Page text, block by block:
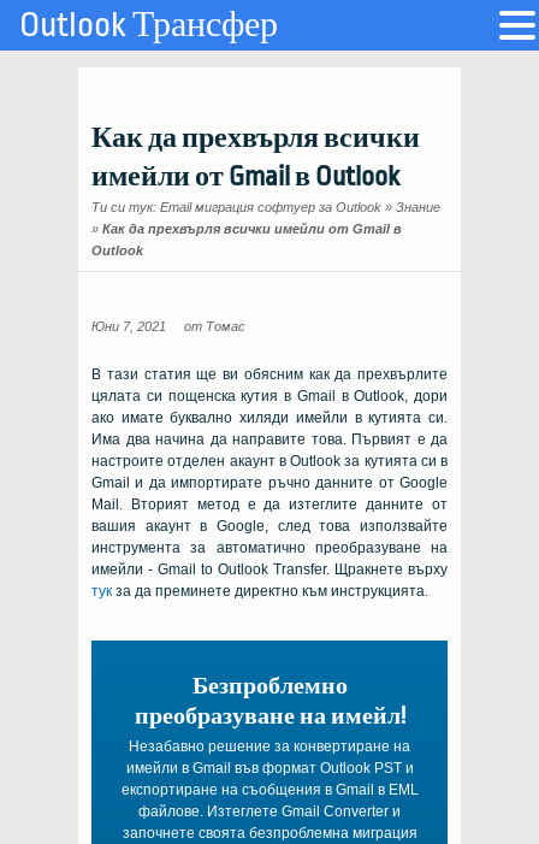
Как да прехвърля всички
имейли от Gmail в Outlook
Ти си тук: Email миграция софтуер за Outlook » Знание
» Как да прехвърля всички имейли от Gmail в
Outlook
Юни 7, 2021 от Томас
В тази статия ще ви обясним как да прехвърлите
цялата си пощенска кутия в Gmail в Outlook, дори
ако имате буквално хиляди имейли в кутията си.
Има два начина да направите това. Първият е да
настроите отделен акаунт в Outlook за кутията си в
Gmail и да импортирате ръчно данните от Google
Mail. Вторият метод е да изтеглите данните от
вашия акаунт в Google, след това използвайте
инструмента за автоматично преобразуване на
имейли - Gmail to Outlook Transfer. Щракнете върху
тук за да преминете директно към инструкцията.
Безпроблемно
преобразуване на имейл!
Незабавно решение за конвертиране на
имейли в Gmail във формат Outlook PST и
експортиране на съобщения в Gmail в EML
файлове. Изтеглете Gmail Converter и
започнете своята безпроблемна миграция
Outlook Трансфер